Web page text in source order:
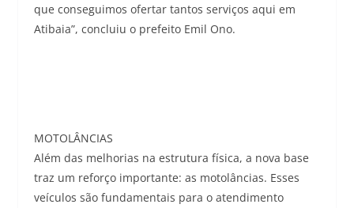
que conseguimos ofertar tantos serviços aqui em
Atibaia”, concluiu o prefeito Emil Ono.
MOTOLÂNCIAS
Além das melhorias na estrutura física, a nova base
traz um reforço importante: as motolâncias. Esses
veículos são fundamentais para o atendimento